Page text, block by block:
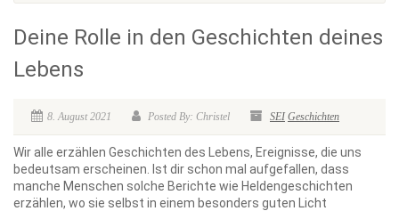
Deine Rolle in den Geschichten deines
Lebens
8. August 2021 Posted By: Christel SEI Geschichten
Wir alle erzählen Geschichten des Lebens, Ereignisse, die uns
bedeutsam erscheinen. Ist dir schon mal aufgefallen, dass
manche Menschen solche Berichte wie Heldengeschichten
erzählen, wo sie selbst in einem besonders guten Licht